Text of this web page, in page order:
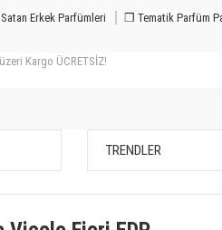
Erkek Parfümleri
❒ Tematik Parfüm
Kargo ÜCRETSİZ!
TRENDLER